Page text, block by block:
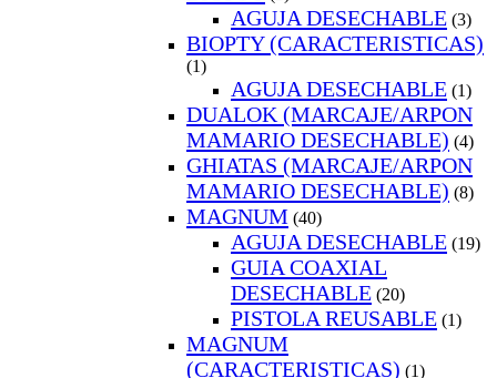
AGUJA DESECHABLE (3)
BIOPTY (CARACTERISTICAS)
(1)
AGUJA DESECHABLE (1)
DUALOK (MARCAJE/ARPON
MAMARIO DESECHABLE) (4)
GHIATAS (MARCAJE/ARPON
MAMARIO DESECHABLE) (8)
MAGNUM (40)
AGUJA DESECHABLE (19)
GUIA COAXIAL
DESECHABLE (20)
PISTOLA REUSABLE (1)
MAGNUM
(CARACTERISTICAS) (1)